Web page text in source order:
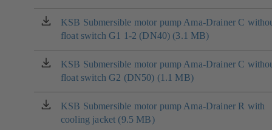
v
nové
záložce)
KSB Submersible motor pump Ama-Drainer C
float switch G1 1-2 (DN40) (3.1 MB)
(otevírá
se
v
nové
záložce)
KSB Submersible motor pump Ama-Drainer C
float switch G2 (DN50) (1.1 MB)
(otevírá
se
v
nové
záložce)
KSB Submersible motor pump Ama-Drainer R with
cooling jacket (9.5 MB)
(otevírá
se